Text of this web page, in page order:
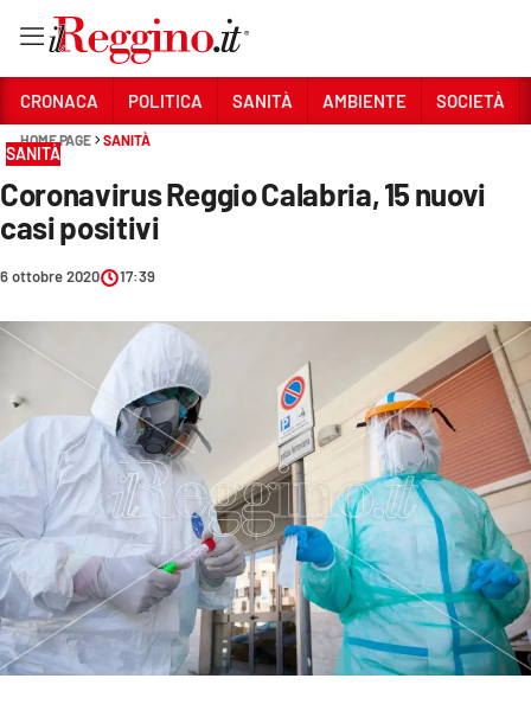
Sezioni
CRONACA
POLITICA
AMBIENTE
SOCIETÀ
CULTURA
ECONOMIA E LAVORO
EVENTI
SPORT
Streaming
CRONACA POLITICA SANITÀ AMBIENTE SOCIETÀ
HOME PAGE SANITÀ
SANITÀ
Coronavirus Reggio Calabria, 15 nuovi
casi positivi
6 ottobre 2020 17:39